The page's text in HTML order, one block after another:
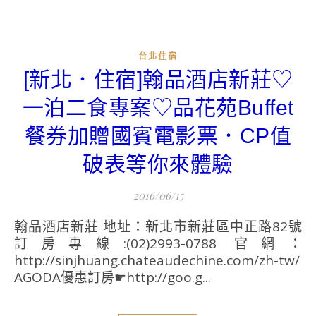
台北住宿
[新北．住宿]翰品酒店新莊♡
一泊二食專案♡品花苑Buffet
餐券加贈國賓電影票．CP值
破表等你來體驗
2016/06/15
翰品酒店新莊 地址：新北市新莊區中正路82號
訂房專線:(02)2993-0788 官網：
http://sinjhuang.chateaudechine.com/zh-tw/
AGODA優惠訂房☛http://goo.g...